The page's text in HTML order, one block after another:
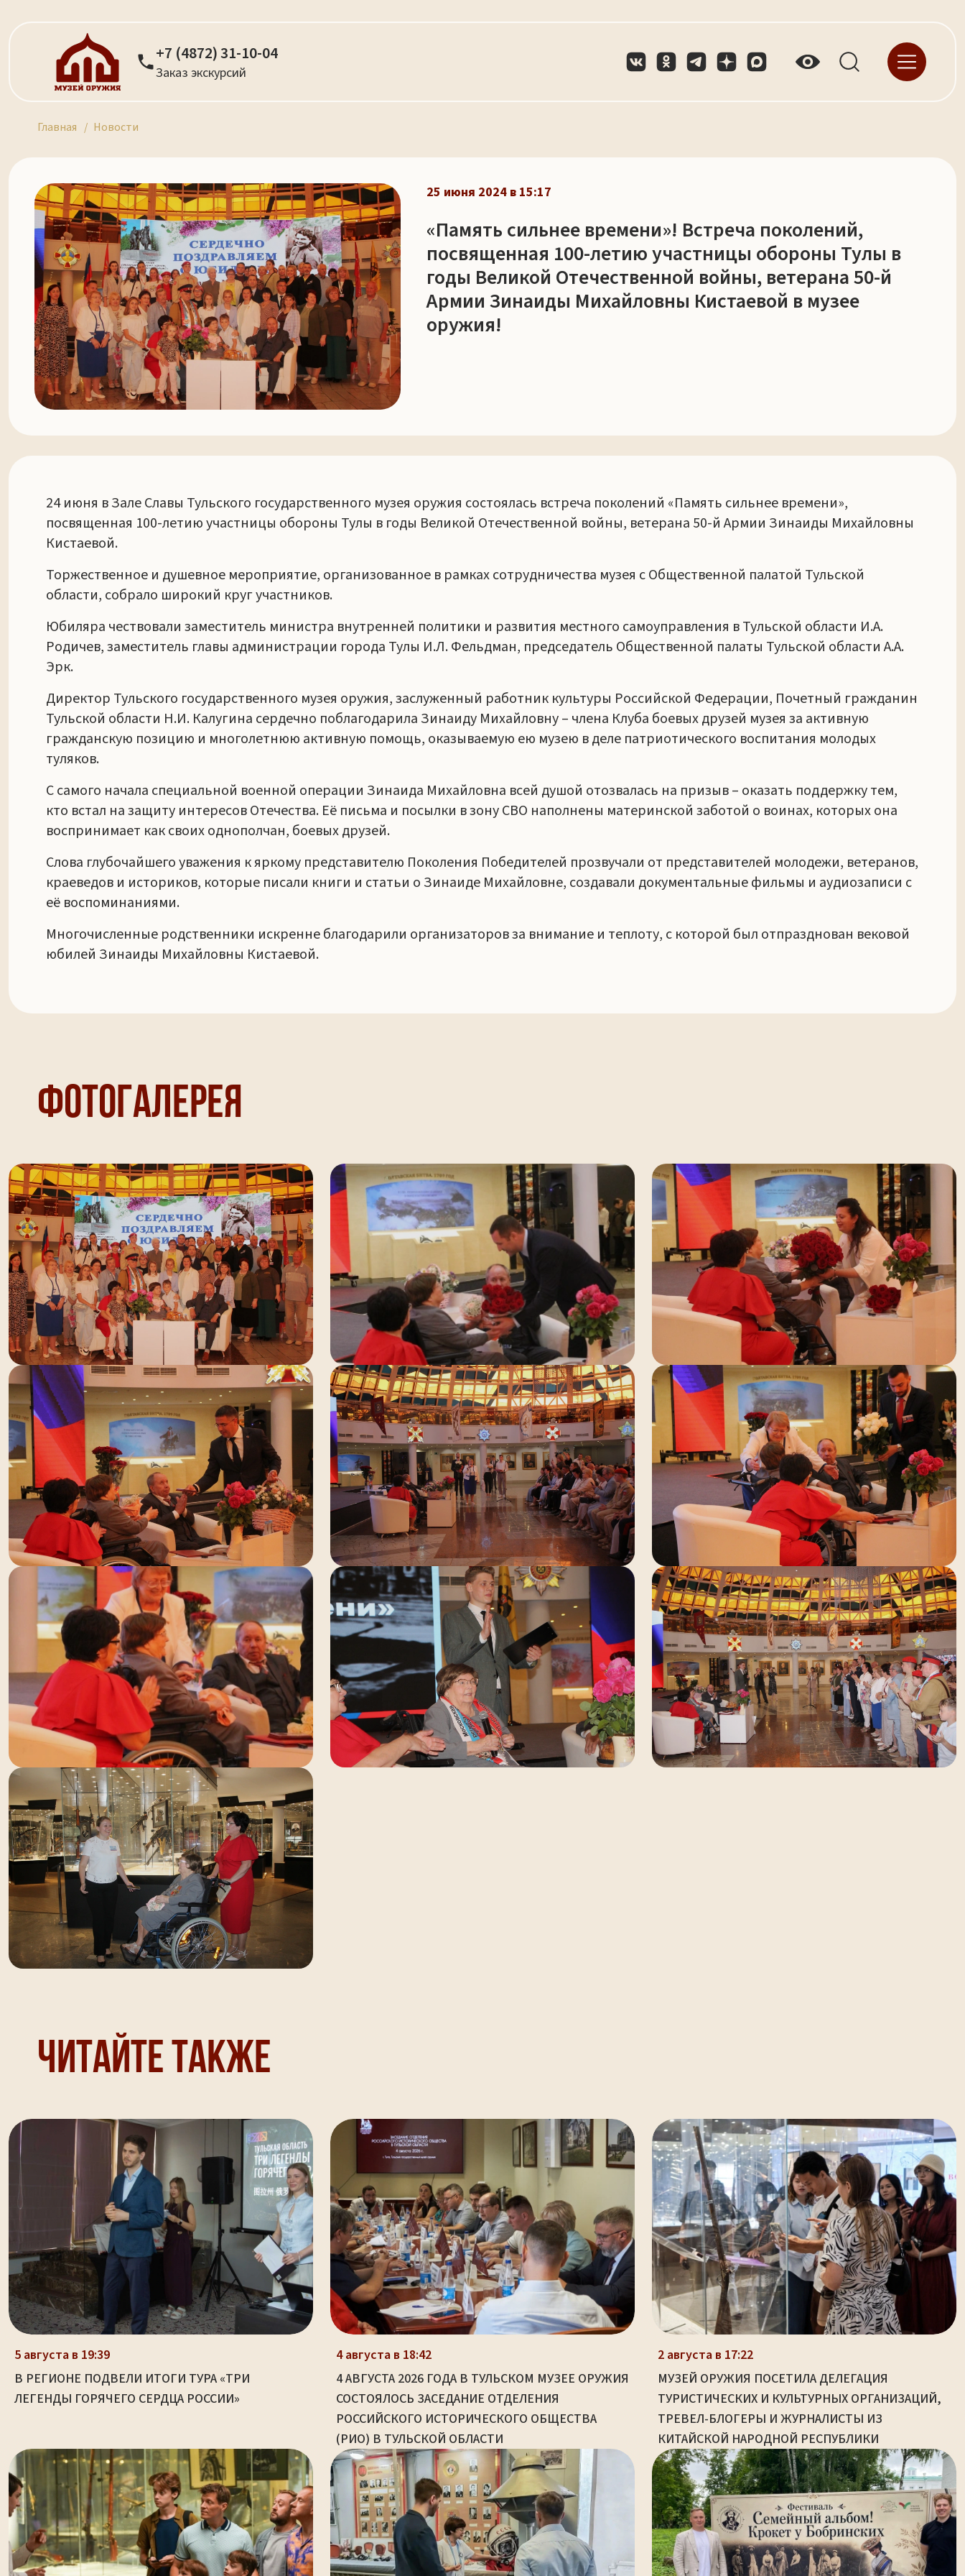
+7 (4872) 31-10-04
Заказ экскурсий
Главная Новости
25 июня 2024 в 15:17
«Память сильнее времени»! Встреча поколений,
посвященная 100-летию участницы обороны Тулы в
годы Великой Отечественной войны, ветерана 50-й
Армии Зинаиды Михайловны Кистаевой в музее
оружия!
24 июня в Зале Славы Тульского государственного музея оружия состоялась встреча поколений «Память сильнее времени»,
посвященная 100-летию участницы обороны Тулы в годы Великой Отечественной войны, ветерана 50-й Армии Зинаиды Михайловны
Кистаевой.
Торжественное и душевное мероприятие, организованное в рамках сотрудничества музея с Общественной палатой Тульской
области, собрало широкий круг участников.
Юбиляра чествовали заместитель министра внутренней политики и развития местного самоуправления в Тульской области И.А.
Родичев, заместитель главы администрации города Тулы И.Л. Фельдман, председатель Общественной палаты Тульской области А.А.
Эрк.
Директор Тульского государственного музея оружия, заслуженный работник культуры Российской Федерации, Почетный гражданин
Тульской области Н.И. Калугина сердечно поблагодарила Зинаиду Михайловну – члена Клуба боевых друзей музея за активную
гражданскую позицию и многолетнюю активную помощь, оказываемую ею музею в деле патриотического воспитания молодых
туляков.
С самого начала специальной военной операции Зинаида Михайловна всей душой отозвалась на призыв – оказать поддержку тем,
кто встал на защиту интересов Отечества. Её письма и посылки в зону СВО наполнены материнской заботой о воинах, которых она
воспринимает как своих однополчан, боевых друзей.
Слова глубочайшего уважения к яркому представителю Поколения Победителей прозвучали от представителей молодежи, ветеранов,
краеведов и историков, которые писали книги и статьи о Зинаиде Михайловне, создавали документальные фильмы и аудиозаписи с
её воспоминаниями.
Многочисленные родственники искренне благодарили организаторов за внимание и теплоту, с которой был отпразднован вековой
юбилей Зинаиды Михайловны Кистаевой.
Фотогалерея
Читайте также
5 августа в 19:39
В РЕГИОНЕ ПОДВЕЛИ ИТОГИ ТУРА «ТРИ
ЛЕГЕНДЫ ГОРЯЧЕГО СЕРДЦА РОССИИ»
4 августа в 18:42
4 АВГУСТА 2026 ГОДА В ТУЛЬСКОМ МУЗЕЕ ОРУЖИЯ
СОСТОЯЛОСЬ ЗАСЕДАНИЕ ОТДЕЛЕНИЯ
РОССИЙСКОГО ИСТОРИЧЕСКОГО ОБЩЕСТВА
(РИО) В ТУЛЬСКОЙ ОБЛАСТИ
2 августа в 17:22
МУЗЕЙ ОРУЖИЯ ПОСЕТИЛА ДЕЛЕГАЦИЯ
ТУРИСТИЧЕСКИХ И КУЛЬТУРНЫХ ОРГАНИЗАЦИЙ,
ТРЕВЕЛ-БЛОГЕРЫ И ЖУРНАЛИСТЫ ИЗ
КИТАЙСКОЙ НАРОДНОЙ РЕСПУБЛИКИ